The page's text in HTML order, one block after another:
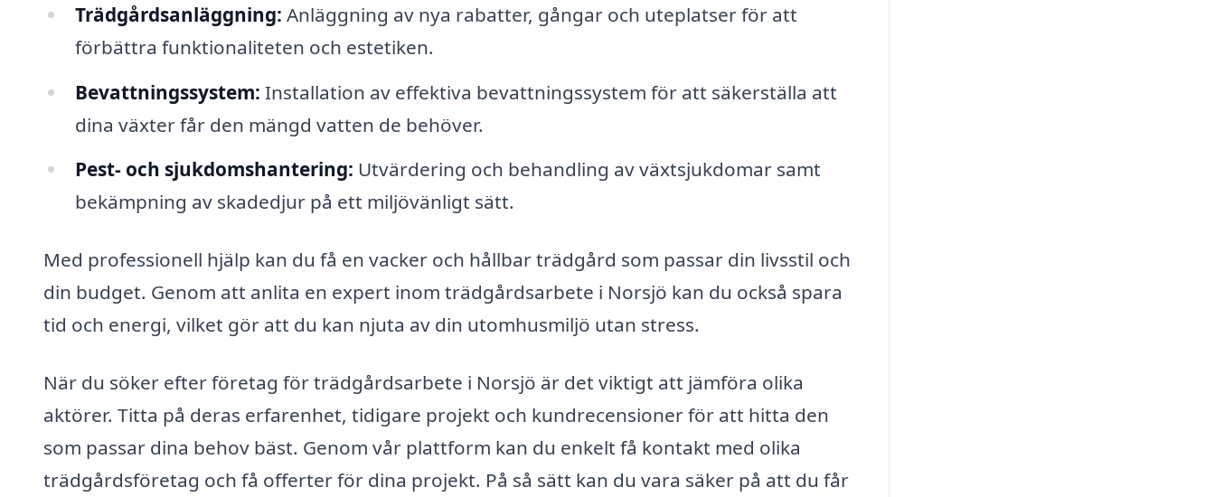
Trädgårdsanläggning: Anläggning av nya rabatter, gångar och uteplatser för att
förbättra funktionaliteten och estetiken.
Bevattningssystem: Installation av effektiva bevattningssystem för att säkerställa att
dina växter får den mängd vatten de behöver.
Pest- och sjukdomshantering: Utvärdering och behandling av växtsjukdomar samt
bekämpning av skadedjur på ett miljövänligt sätt.
Med professionell hjälp kan du få en vacker och hållbar trädgård som passar din livsstil och
din budget. Genom att anlita en expert inom trädgårdsarbete i Norsjö kan du också spara
tid och energi, vilket gör att du kan njuta av din utomhusmiljö utan stress.
När du söker efter företag för trädgårdsarbete i Norsjö är det viktigt att jämföra olika
aktörer. Titta på deras erfarenhet, tidigare projekt och kundrecensioner för att hitta den
som passar dina behov bäst. Genom vår plattform kan du enkelt få kontakt med olika
trädgårdsföretag och få offerter för dina projekt. På så sätt kan du vara säker på att du får